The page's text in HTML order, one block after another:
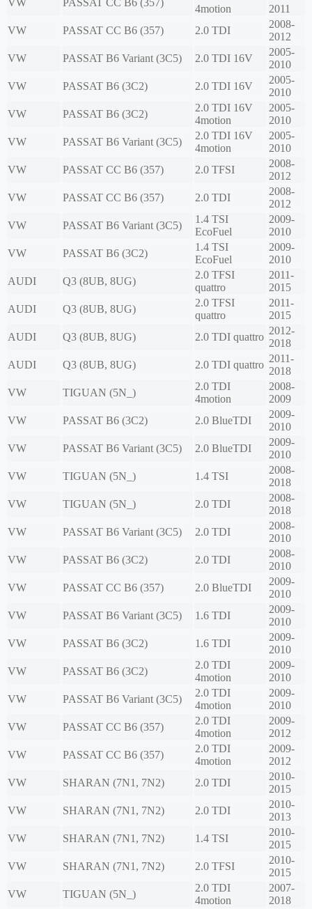
VW PASSAT CC B6 (357)
4motion
2011
VW
PASSAT CC B6 (357) 2.0 TDI
2008-
2012
VW
PASSAT B6 Variant (3C5) 2.0 TDI 16V
2005-
2010
VW
PASSAT B6 (3C2) 2.0 TDI 16V
2005-
2010
VW
PASSAT B6 (3C2)
2.0 TDI 16V
4motion
2005-
2010
VW
PASSAT B6 Variant (3C5)
2.0 TDI 16V
4motion
2005-
2010
VW
PASSAT CC B6 (357) 2.0 TFSI
2008-
2012
VW
PASSAT CC B6 (357) 2.0 TDI
2008-
2012
VW
PASSAT B6 Variant (3C5)
1.4 TSI
EcoFuel
2009-
2010
VW
PASSAT B6 (3C2)
1.4 TSI
EcoFuel
2009-
2010
AUDI
Q3 (8UB, 8UG)
2.0 TFSI
quattro
2011-
2015
AUDI
Q3 (8UB, 8UG)
2.0 TFSI
quattro
2011-
2015
AUDI
Q3 (8UB, 8UG) 2.0 TDI quattro
2012-
2018
AUDI
Q3 (8UB, 8UG) 2.0 TDI quattro
2011-
2018
VW
TIGUAN (5N_)
2.0 TDI
4motion
2008-
2009
VW
PASSAT B6 (3C2) 2.0 BlueTDI
2009-
2010
VW
PASSAT B6 Variant (3C5) 2.0 BlueTDI
2009-
2010
VW
TIGUAN (5N_) 1.4 TSI
2008-
2018
VW
TIGUAN (5N_) 2.0 TDI
2008-
2018
VW
PASSAT B6 Variant (3C5) 2.0 TDI
2008-
2010
VW
PASSAT B6 (3C2) 2.0 TDI
2008-
2010
VW
PASSAT CC B6 (357) 2.0 BlueTDI
2009-
2010
VW
PASSAT B6 Variant (3C5) 1.6 TDI
2009-
2010
VW
PASSAT B6 (3C2) 1.6 TDI
2009-
2010
VW
PASSAT B6 (3C2)
2.0 TDI
4motion
2009-
2010
VW
PASSAT B6 Variant (3C5)
2.0 TDI
4motion
2009-
2010
VW
PASSAT CC B6 (357)
2.0 TDI
4motion
2009-
2012
VW
PASSAT CC B6 (357)
2.0 TDI
4motion
2009-
2012
VW
SHARAN (7N1, 7N2) 2.0 TDI
2010-
2015
VW
SHARAN (7N1, 7N2) 2.0 TDI
2010-
2013
VW
SHARAN (7N1, 7N2) 1.4 TSI
2010-
2015
VW
SHARAN (7N1, 7N2) 2.0 TFSI
2010-
2015
VW
TIGUAN (5N_)
2.0 TDI
4motion
2007-
2018